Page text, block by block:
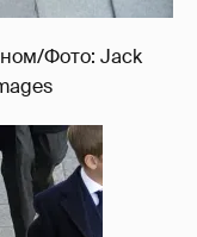
Фото: Jack